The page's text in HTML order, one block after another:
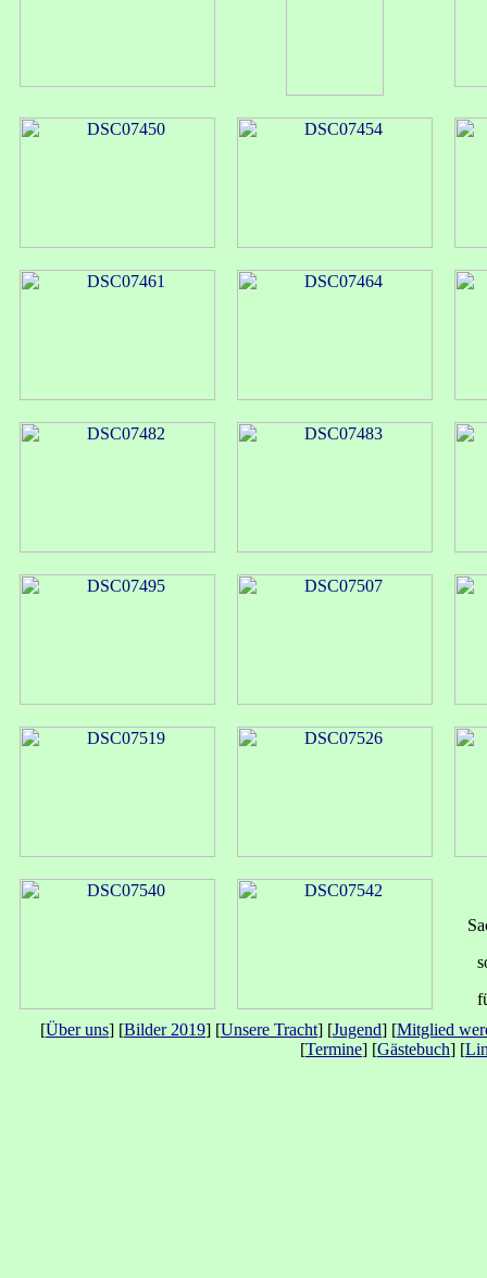
[Über uns] [Bilder 2019] [Unsere Tracht] [Jugend] [Mitglied
[Termine] [Gästebuch] [